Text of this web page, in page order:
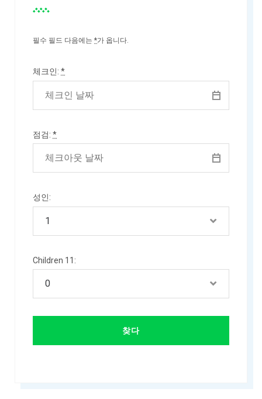
필수 필드 다음에는 *가 옵니다.
체크인: *
점검: *
성인:
Children 11: